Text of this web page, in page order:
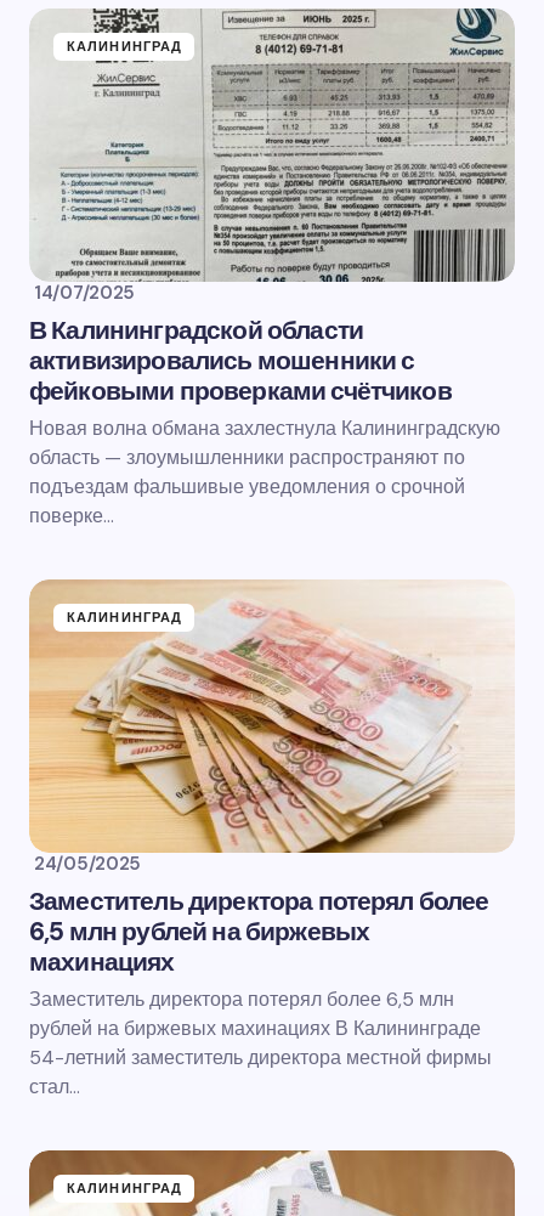
КАЛИНИНГРАД
14/07/2025
В Калининградской области
активизировались мошенники с
фейковыми проверками счётчиков
Новая волна обмана захлестнула Калининградскую
область — злоумышленники распространяют по
подъездам фальшивые уведомления о срочной
поверке…
КАЛИНИНГРАД
24/05/2025
Заместитель директора потерял более
6,5 млн рублей на биржевых
махинациях
Заместитель директора потерял более 6,5 млн
рублей на биржевых махинациях В Калининграде
54-летний заместитель директора местной фирмы
стал…
КАЛИНИНГРАД